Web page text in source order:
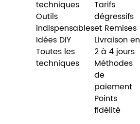
techniques
Outils
indispensables
Idées DIY
Toutes les
techniques
Tarifs
dégressifs
et Remises
Livraison en
2 à 4 jours
Méthodes
de
paiement
Points
fidélité